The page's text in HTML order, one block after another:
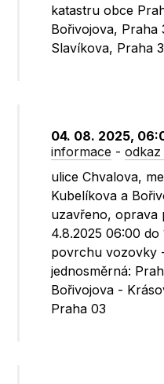
katastru obce
Bořivojova, Praha
Slavíkova, Praha
04. 08. 2025,
informace -
ulice Chvalova,
Kubelíkova a
uzavřeno,
4.8.2025 06:00 do
povrchu vozovky
jednosměrná:
Bořivojova -
Praha 03